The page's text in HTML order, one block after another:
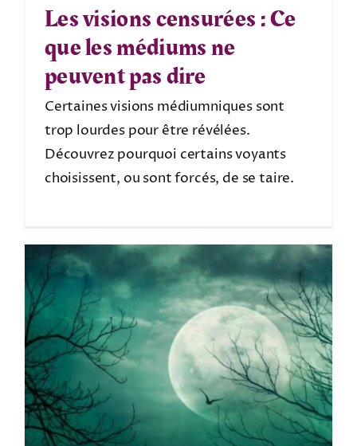
Les visions censurées : Ce
que les médiums ne
peuvent pas dire
Certaines visions médiumniques sont
trop lourdes pour être révélées.
Découvrez pourquoi certains voyants
choisissent, ou sont forcés, de se taire.